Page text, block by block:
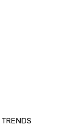
TRENDS